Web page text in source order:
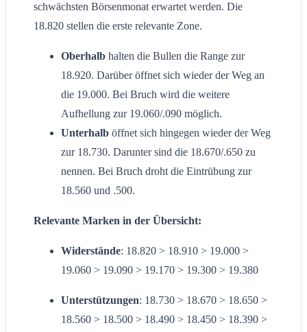
schwächsten Börsenmonat erwartet werden. Die
18.820 stellen die erste relevante Zone.
Oberhalb halten die Bullen die Range zur
18.920. Darüber öffnet sich wieder der Weg an
die 19.000. Bei Bruch wird die weitere
Aufhellung zur 19.060/.090 möglich.
Unterhalb öffnet sich hingegen wieder der Weg
zur 18.730. Darunter sind die 18.670/.650 zu
nennen. Bei Bruch droht die Eintrübung zur
18.560 und .500.
Relevante Marken in der Übersicht:
Widerstände: 18.820 > 18.910 > 19.000 >
19.060 > 19.090 > 19.170 > 19.300 > 19.380
Unterstützungen: 18.730 > 18.670 > 18.650 >
18.560 > 18.500 > 18.490 > 18.450 > 18.390 >